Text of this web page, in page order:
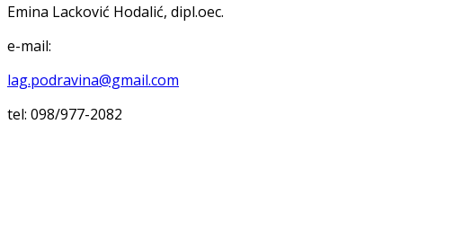
Emina Lacković Hodalić, dipl.oec.
e-mail:
lag.podravina@gmail.com
tel: 098/977-2082